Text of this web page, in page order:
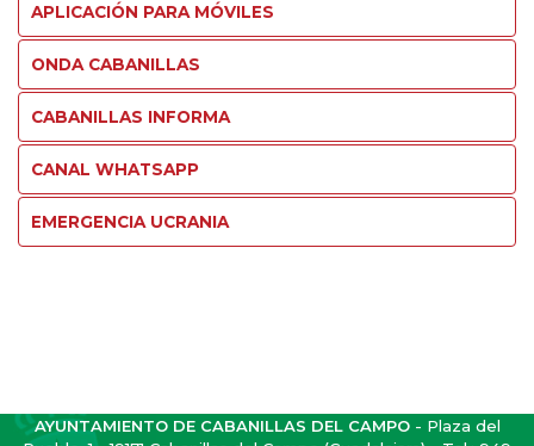
APLICACIÓN PARA MÓVILES
ONDA CABANILLAS
CABANILLAS INFORMA
CANAL WHATSAPP
EMERGENCIA UCRANIA
AYUNTAMIENTO DE CABANILLAS DEL CAMPO- Plaza del